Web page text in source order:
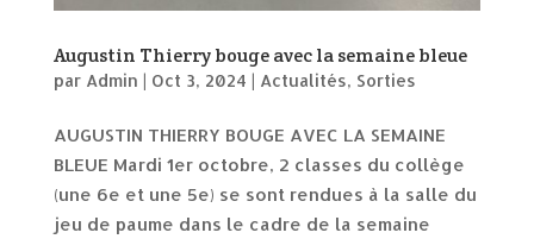
Augustin Thierry bouge avec la semaine bleue
par Admin | Oct 3, 2024 | Actualités, Sorties
AUGUSTIN THIERRY BOUGE AVEC LA SEMAINE
BLEUE Mardi 1er octobre, 2 classes du collège
(une 6e et une 5e) se sont rendues à la salle du
jeu de paume dans le cadre de la semaine